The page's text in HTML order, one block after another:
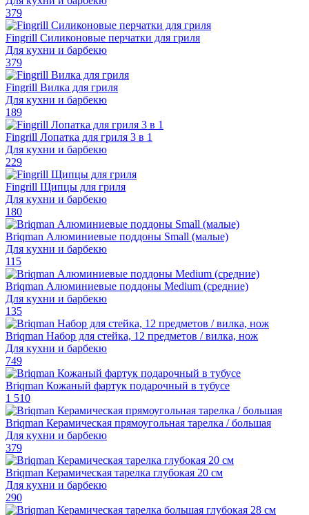
379
Fingrill Силиконовые перчатки для гриля
Для кухни и барбекю
379
Fingrill Вилка для гриля
Для кухни и барбекю
189
Fingrill Лопатка для гриля 3 в 1
Для кухни и барбекю
229
Fingrill Щипцы для гриля
Для кухни и барбекю
180
Briqman Алюминиевые поддоны Small (малые)
Для кухни и барбекю
115
Briqman Алюминиевые поддоны Medium (средние)
Для кухни и барбекю
135
Briqman Набор для стейка, 12 предметов / вилка, нож
Для кухни и барбекю
749
Briqman Кожаный фартук подарочный в тубусе
1 510
Briqman Керамическая прямоугольная тарелка / большая
Для кухни и барбекю
379
Briqman Керамическая тарелка глубокая 20 см
Для кухни и барбекю
290